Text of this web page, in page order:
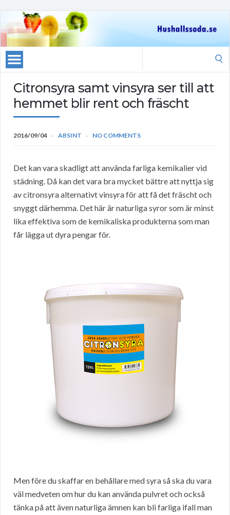
Citronsyra samt vinsyra ser till att
hemmet blir rent och fräscht
2016/09/04 ABSINT NO COMMENTS
Det kan vara skadligt att använda farliga kemikalier vid
städning. Då kan det vara bra mycket bättre att nyttja sig
av citronsyra alternativt vinsyra för att få det fräscht och
snyggt därhemma. Det här är naturliga syror som är minst
lika effektiva som de kemikaliska produkterna som man
får lägga ut dyra pengar för.
Men före du skaffar en behållare med syra så ska du vara
väl medveten om hur du kan använda pulvret och också
tänka på att även naturliga ämnen kan bli farliga ifall man